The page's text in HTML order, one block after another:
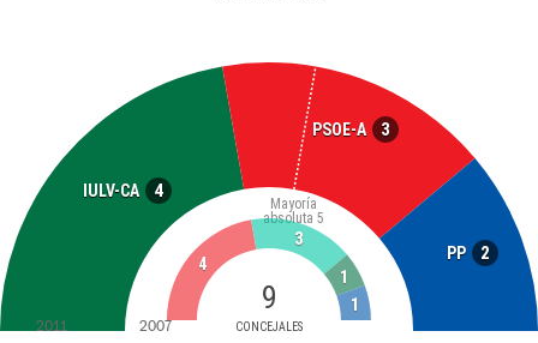
IULV-CA 4
PSOE-A 3
PP 2
9
CONCEJALES
Mayoría
absoluta 5
4
3
1
1
2011 2007